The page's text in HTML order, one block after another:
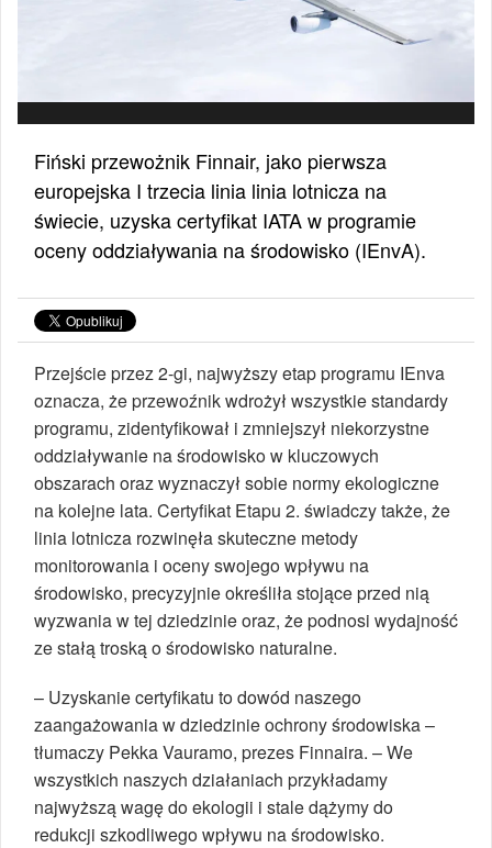
Fiński przewożnik Finnair, jako pierwsza
europejska I trzecia linia linia lotnicza na
świecie, uzyska certyfikat IATA w programie
oceny oddziaływania na środowisko (IEnvA).
Przejście przez 2-gi, najwyższy etap programu IEnva
oznacza, że przewoźnik wdrożył wszystkie standardy
programu, zidentyfikował i zmniejszył niekorzystne
oddziaływanie na środowisko w kluczowych
obszarach oraz wyznaczył sobie normy ekologiczne
na kolejne lata. Certyfikat Etapu 2. świadczy także, że
linia lotnicza rozwinęła skuteczne metody
monitorowania i oceny swojego wpływu na
środowisko, precyzyjnie określiła stojące przed nią
wyzwania w tej dziedzinie oraz, że podnosi wydajność
ze stałą troską o środowisko naturalne.
– Uzyskanie certyfikatu to dowód naszego
zaangażowania w dziedzinie ochrony środowiska –
tłumaczy Pekka Vauramo, prezes Finnaira. – We
wszystkich naszych działaniach przykładamy
najwyższą wagę do ekologii i stale dążymy do
redukcji szkodliwego wpływu na środowisko.